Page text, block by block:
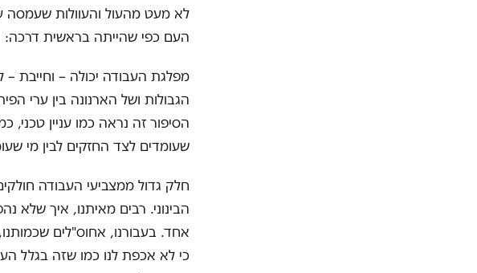
לא מעט מהעול והעוולות שעמסה
העם כפי שהייתה בראשית דרכה:
מפלגת העבודה יכולה – וחייבת
הגבולות ושל הארנונה בין ערי
הסיפור זה נראה כמו עניין טכני,
שעומדים לצד החזקים לבין מי
חלק גדול ממצביעי העבודה
הבינוני. רבים מאיתנו, איך שלא
אחד. בעבורנו, אחוס"לים
כי לא אכפת לנו כמו שזה בגלל